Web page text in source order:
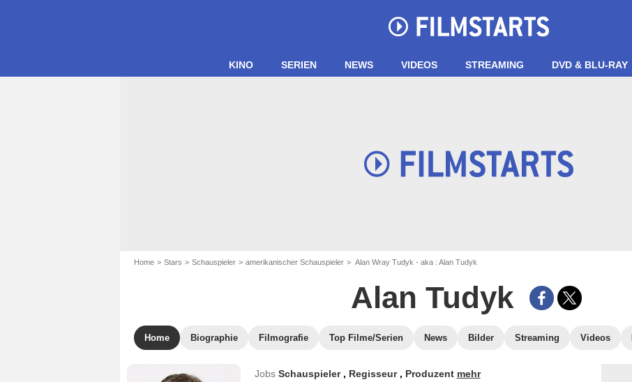
KINO SERIEN NEWS VIDEOS STREAMING DVD & BLU-RAY
Home Stars Schauspieler amerikanischer Schauspieler Alan Wray Tudyk - aka : Alan Tudyk
Alan Tudyk
Home Biographie Filmografie Top Filme/Serien News Bilder Streaming Videos
Jobs Schauspieler , Regisseur , Produzent mehr